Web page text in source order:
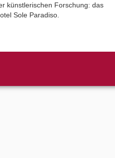
künstlerischen Forschung: das
Sole Paradiso.